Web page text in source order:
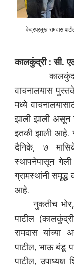
केंद्रप्रमुख रामदास
कालकुंद्री : सी.
कालकुंद्री
वाचनालयास
मध्ये
झाली झाली असून
इतकी झाली आहे.
दैनिके, ७
स्थापनेपासून
ग्रामस्थांनी
आहे.
नुकतीच भोर,
पाटील
रामदास यांच्या
पाटील, भाऊ बंडू
पाटील,